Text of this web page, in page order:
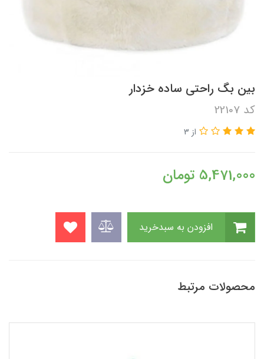
بین بگ راحتی ساده خزدار
کد 22107
از 3
5,471,000 تومان
محصولات مرتبط